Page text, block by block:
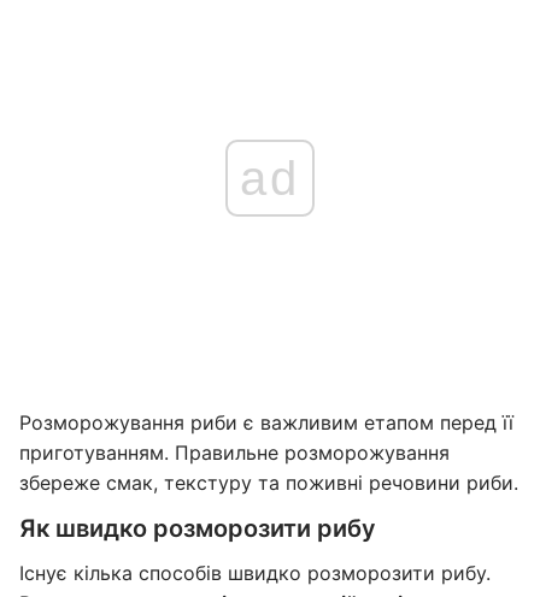
ad
Розморожування риби є важливим етапом перед її
приготуванням. Правильне розморожування
збереже смак, текстуру та поживні речовини риби.
Як швидко розморозити рибу
Існує кілька способів швидко розморозити рибу.